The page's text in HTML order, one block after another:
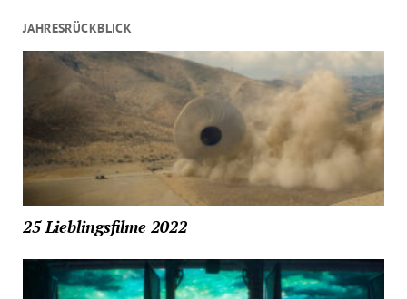
JAHRESRÜCKBLICK
25 Lieblingsfilme 2022